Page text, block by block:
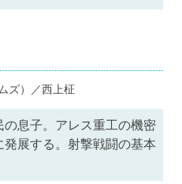
ズ）／西上柾
息子。アレス重工の機密
展する。射撃戦闘の基本